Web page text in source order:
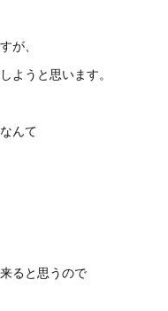
が、
ようと思います。
んて
ると思うので